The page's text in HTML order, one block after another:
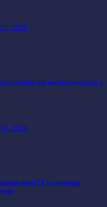
2026
las señales que podrían ayudarte a
2026
atrás? La tecnología